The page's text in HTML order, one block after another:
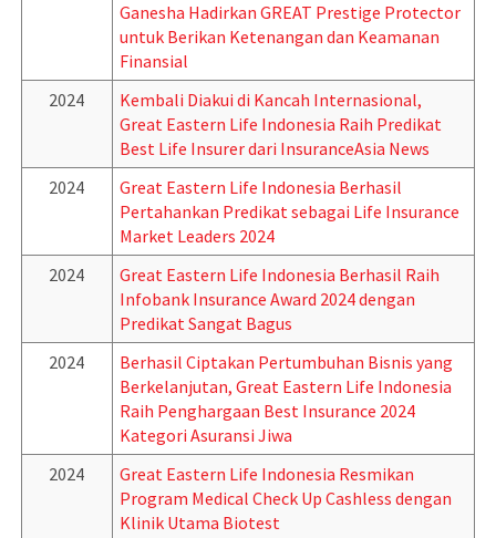
Ganesha Hadirkan GREAT Prestige Protector
untuk Berikan Ketenangan dan Keamanan
Finansial
2024
Kembali Diakui di Kancah Internasional,
Great Eastern Life Indonesia Raih Predikat
Best Life Insurer dari InsuranceAsia News
2024
Great Eastern Life Indonesia Berhasil
Pertahankan Predikat sebagai Life Insurance
Market Leaders 2024
2024
Great Eastern Life Indonesia Berhasil Raih
Infobank Insurance Award 2024 dengan
Predikat Sangat Bagus
2024
Berhasil Ciptakan Pertumbuhan Bisnis yang
Berkelanjutan, Great Eastern Life Indonesia
Raih Penghargaan Best Insurance 2024
Kategori Asuransi Jiwa
2024
Great Eastern Life Indonesia Resmikan
Program Medical Check Up Cashless dengan
Klinik Utama Biotest